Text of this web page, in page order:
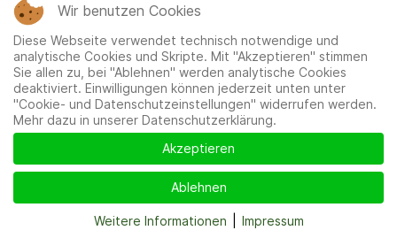
Mitglieder|Impressum| Datenschutzerklärung|Cookie-
und Datenschutzeinstellungen
Wir benutzen Cookies
Diese Webseite verwendet technisch notwendige und
analytische Cookies und Skripte. Mit "Akzeptieren" stimmen
Sie allen zu, bei "Ablehnen" werden analytische Cookies
deaktiviert. Einwilligungen können jederzeit unten unter
"Cookie- und Datenschutzeinstellungen" widerrufen werden.
Mehr dazu in unserer Datenschutzerklärung.
Akzeptieren
Ablehnen
Weitere Informationen Impressum